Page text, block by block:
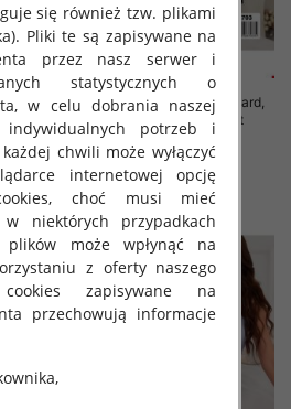
Piżama damska Roz Standard,
Mix kolor Paczka 12 szt
32.00 zł
szczegóły
się również tzw. plikami
Pliki te są zapisywane na
przez nasz serwer i
statystycznych o
w celu dobrania naszej
potrzeb i
chwili może wyłączyć
internetowej opcję
choć musi mieć
niektórych przypadkach
plików może wpłynąć na
z oferty naszego
zapisywane na
przechowują informacje